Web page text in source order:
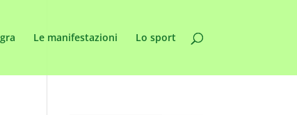
Le manifestazioni Lo sport